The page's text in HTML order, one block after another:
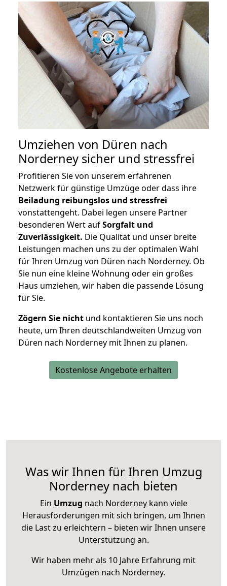
Umziehen von Düren nach
Norderney sicher und stressfrei
Profitieren Sie von unserem erfahrenen
Netzwerk für günstige Umzüge oder dass ihre
Beiladung reibungslos und stressfrei
vonstattengeht. Dabei legen unsere Partner
besonderen Wert aufSorgfalt und
Zuverlässigkeit. Die Qualität und unser breite
Leistungen machen uns zu der optimalen Wahl
für Ihren Umzug von Düren nach Norderney. Ob
Sie nun eine kleine Wohnung oder ein großes
Haus umziehen, wir haben die passende Lösung
für Sie.
Zögern Sie nicht und kontaktieren Sie uns noch
heute, um Ihren deutschlandweiten Umzug von
Düren nach Norderney mit Ihnen zu planen.
Kostenlose Angebote erhalten
Was wir Ihnen für Ihren Umzug
Norderney nach bieten
Ein Umzug nach Norderney kann viele
Herausforderungen mit sich bringen, um Ihnen
die Last zu erleichtern – bieten wir Ihnen unsere
Unterstützung an.
Wir haben mehr als 10 Jahre Erfahrung mit
Umzügen nach Norderney.